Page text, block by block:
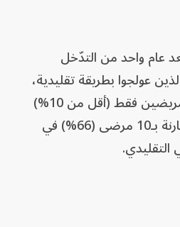
عام واحد من التدّخل
عولجوا بطريقة تقليدية،
حدث تكرار القرحة في مريضين فقط (أقل من 10%)
في مجموعة الجراحة مقارنة بـ10 مرضى (66%) في